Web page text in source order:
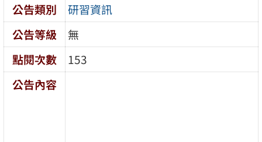
公告類別
研習資訊
公告等級
無
點閱次數
153
公告內容